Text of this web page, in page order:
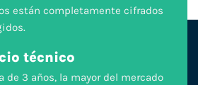
están completamente cifrados
técnico
de 3 años, la mayor del mercado